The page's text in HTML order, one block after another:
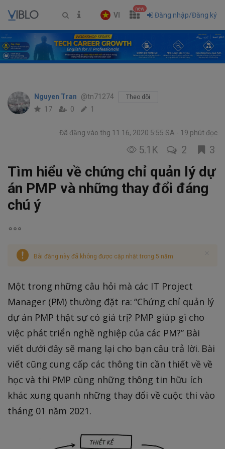
VI
new
Đăng nhập/Đăng ký
Nguyen Tran @tn71274 Theo dõi
17 0 1
Đã đăng vào thg 11 16, 2020 5:55 SA 19 phút đọc
5.1K 2 3
Tìm hiểu về chứng chỉ quản lý dự
án PMP và những thay đổi đáng
chú ý
Bài đăng này đã không được cập nhật trong 5 năm
Một trong những câu hỏi mà các IT Project
Manager (PM) thường đặt ra: “Chứng chỉ quản lý
dự án PMP thật sự có giá trị? PMP giúp gì cho
việc phát triển nghề nghiệp của các PM?” Bài
viết dưới đây sẽ mang lại cho bạn câu trả lời. Bài
viết cũng cung cấp các thông tin cần thiết về về
học và thi PMP cùng những thông tin hữu ích
khác xung quanh những thay đổi về cuộc thi vào
tháng 01 năm 2021.